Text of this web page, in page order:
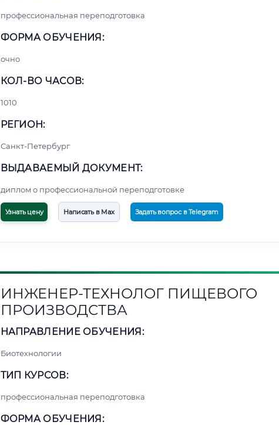
профессиональная переподготовка
ФОРМА ОБУЧЕНИЯ:
очно
КОЛ-ВО ЧАСОВ:
1010
РЕГИОН:
Санкт-Петербург
ВЫДАВАЕМЫЙ ДОКУМЕНТ:
диплом о профессиональной переподготовке
Узнать цену Написать в Max Задать вопрос в Telegram
ИНЖЕНЕР-ТЕХНОЛОГ ПИЩЕВОГО
ПРОИЗВОДСТВА
НАПРАВЛЕНИЕ ОБУЧЕНИЯ:
Биотехнологии
ТИП КУРСОВ:
профессиональная переподготовка
ФОРМА ОБУЧЕНИЯ: